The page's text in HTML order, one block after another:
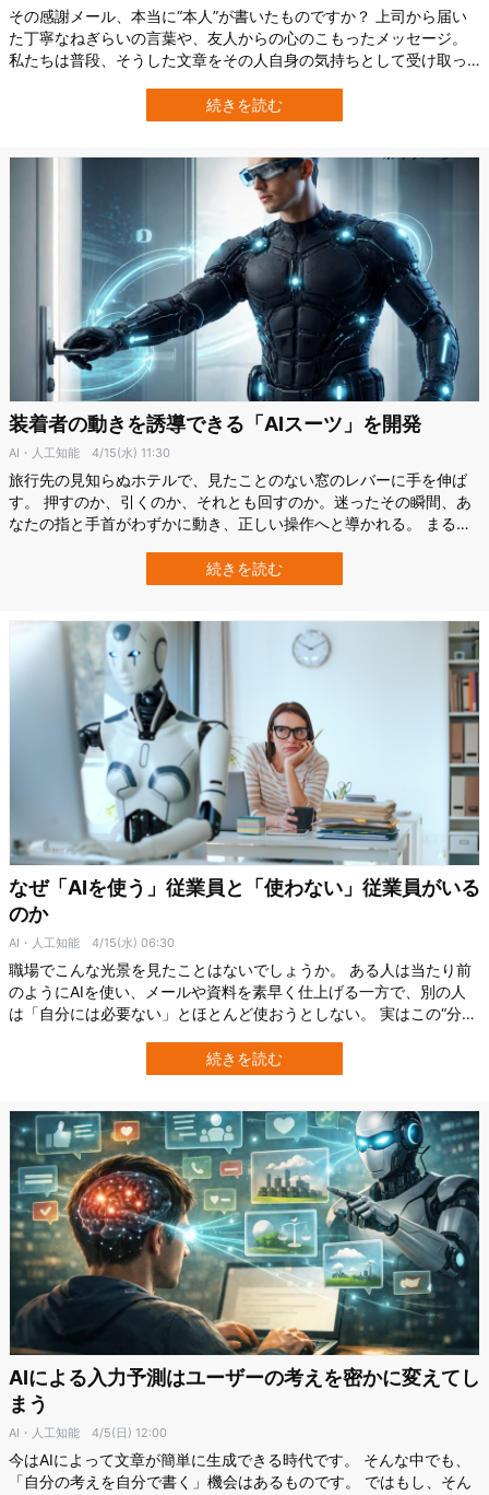
その感謝メール、本当に“本人”が書いたものですか？ 上司から届い
た丁寧なねぎらいの言葉や、友人からの心のこもったメッセージ。
私たちは普段、そうした文章をその人自身の気持ちとして受け取っ
たら、あなたはどう感じるでしょうか。 この問いに真正面から挑ん
だのが、アメリカのデューク大学（Duke University）の研究者らで
続きを読む
装着者の動きを誘導できる「AIスーツ」を開発
AI・人工知能 4/15(水) 11:30
旅行先の見知らぬホテルで、見たことのない窓のレバーに手を伸ば
す。 押すのか、引くのか、それとも回すのか。迷ったその瞬間、あ
なたの指と手首がわずかに動き、正しい操作へと導かれる。 まるで
は人間ではなく、AIです。 アメリカ・シカゴ大学（University of
Chicago）の研究チームは、電気筋刺激（EMS）とマルチモーダルAI
続きを読む
なぜ「AIを使う」従業員と「使わない」従業員がいる
のか
AI・人工知能 4/15(水) 06:30
職場でこんな光景を見たことはないでしょうか。 ある人は当たり前
のようにAIを使い、メールや資料を素早く仕上げる一方で、別の人
は「自分には必要ない」とほとんど使おうとしない。 実はこの“分
米国の世論調査会社ギャラップ（Gallup）が2026年に行った大規模
調査によると、仕事でAIを使う人は増えているものの、それでも多
続きを読む
AIによる入力予測はユーザーの考えを密かに変えてし
まう
AI・人工知能 4/5(日) 12:00
今はAIによって文章が簡単に生成できる時代です。 そんな中でも、
「自分の考えを自分で書く」機会はあるものです。 ではもし、そん